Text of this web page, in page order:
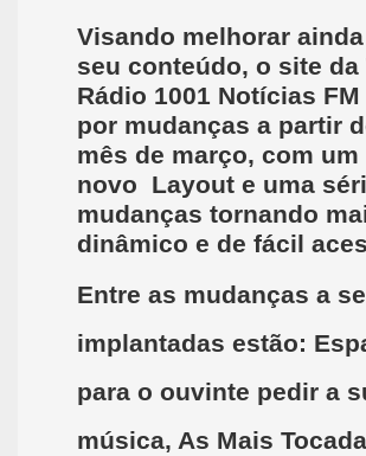
Visando melhorar
seu conteúdo, o site da
Rádio 1001 Notícias
por mudanças a partir
mês de março, com um
novo Layout e uma
mudanças tornando
dinâmico e de fácil
Entre as mudanças a
implantadas estão:
para o ouvinte pedir a
música, As Mais